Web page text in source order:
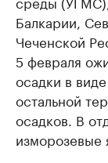
Балкарии,
Чеченской
5 февраля
осадки в
остальной
осадков. В
изморозевые